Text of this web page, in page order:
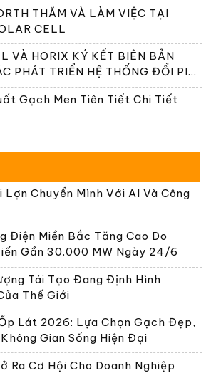
THĂM VÀ LÀM VIỆC TẠI
CELL
VÀ HORIX KÝ KẾT BIÊN BẢN
PHÁT TRIỂN HỆ THỐNG ĐỔI PIN
Gạch Men Tiên Tiết Chi Tiết
Lợn Chuyển Mình Với AI Và Công
Điện Miền Bắc Tăng Cao Do
Gần 30.000 MW Ngày 24/6
Tái Tạo Đang Định Hình
Thế Giới
Lát 2026: Lựa Chọn Gạch Đẹp,
Gian Sống Hiện Đại
Ra Cơ Hội Cho Doanh Nghiệp